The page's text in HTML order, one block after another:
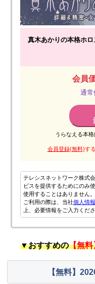
真木あかりの本格ホ
会員
通常
うらなえる本
会員登録(無料)す
テレシスネットワーク株式
ビスを提供するためにのみ
使用することはありません。
ご利用の際は、当社個人情
上、必要情報をご入力くださ
▼おすすめの【無料
【無料】